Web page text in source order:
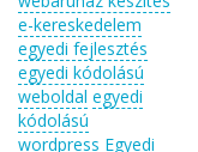
e-kereskedelem
egyedi fejlesztés
egyedi kódolású
weboldal egyedi
kódolású
wordpress Egyedi